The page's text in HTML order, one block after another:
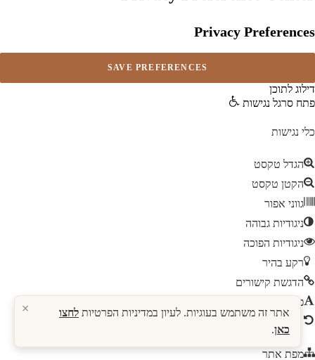
Privacy Preferences
× אתר זה משתמש בעוגיות. לעיון במדיניות הפרטיות לחצו
כאן.
דילוג לתוכן
פתח סרגל נגישות
כלי נגישות
הגדל טקסט
הקטן טקסט
גווני אפור
ניגודיות גבוהה
ניגודיות הפוכה
רקע בהיר
הדגשת קישורים
פונט קריא
מפת אתר